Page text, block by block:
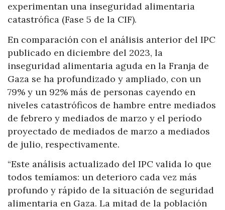
experimentan una inseguridad alimentaria
catastrófica (Fase 5 de la CIF).
En comparación con el análisis anterior del IPC
publicado en diciembre del 2023, la
inseguridad alimentaria aguda en la Franja de
Gaza se ha profundizado y ampliado, con un
79% y un 92% más de personas cayendo en
niveles catastróficos de hambre entre mediados
de febrero y mediados de marzo y el período
proyectado de mediados de marzo a mediados
de julio, respectivamente.
“Este análisis actualizado del IPC valida lo que
todos temíamos: un deterioro cada vez más
profundo y rápido de la situación de seguridad
alimentaria en Gaza. La mitad de la población